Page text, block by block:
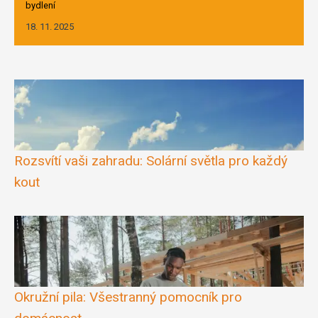
bydlení
18. 11. 2025
Rozsvítí vaši zahradu: Solární světla pro každý
kout
Okružní pila: Všestranný pomocník pro